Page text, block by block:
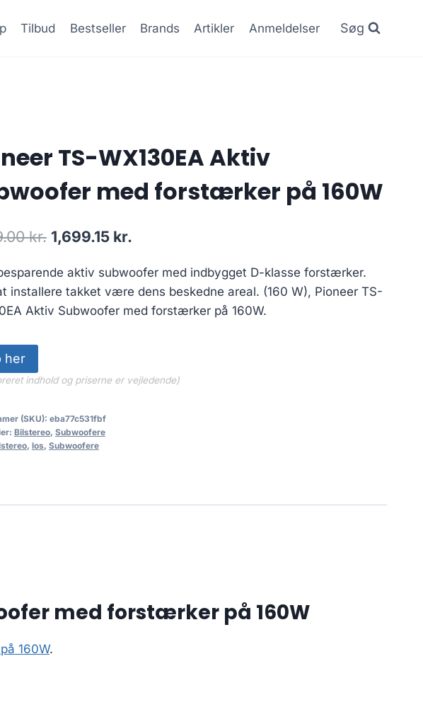
Tilbud Bestseller Brands Artikler Anmeldelser Søg
TS-WX130EA Aktiv
med forstærker på 160W
kr. Den
pris
var:
1,699.15 kr.
pris
er:
aktiv subwoofer med indbygget D-klasse forstærker.
installere takket være dens beskedne areal. (160 W), Pioneer TS-
Aktiv Subwoofer med forstærker på 160W.
her
indhold og priserne er vejledende)
(SKU): eba77c531fbf
Bilstereo, Subwoofere
, los, Subwoofere
med forstærker på 160W
160W.